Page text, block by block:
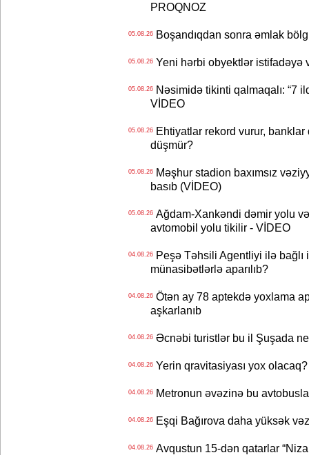
PROQNOZ
05.08.26Boşandıqdan sonra əmlak
05.08.26Yeni hərbi obyektlər istifadəyə
05.08.26Nəsimidə tikinti qalmaqalı: “7
VİDEO
05.08.26Ehtiyatlar rekord vurur, banklar
düşmür?
05.08.26Məşhur stadion baxımsız
basıb (VİDEO)
05.08.26Ağdam-Xankəndi dəmir yolu
avtomobil yolu tikilir - VİDEO
04.08.26Peşə Təhsili Agentliyi ilə bağlı
münasibətlərlə aparılıb?
04.08.26Ötən ay 78 aptekdə yoxlama
aşkarlanıb
04.08.26Əcnəbi turistlər bu il Şuşada
04.08.26Yerin qravitasiyası yox
04.08.26Metronun əvəzinə bu
04.08.26Eşqi Bağırova daha yüksək
04.08.26Avqustun 15-dən qatarlar